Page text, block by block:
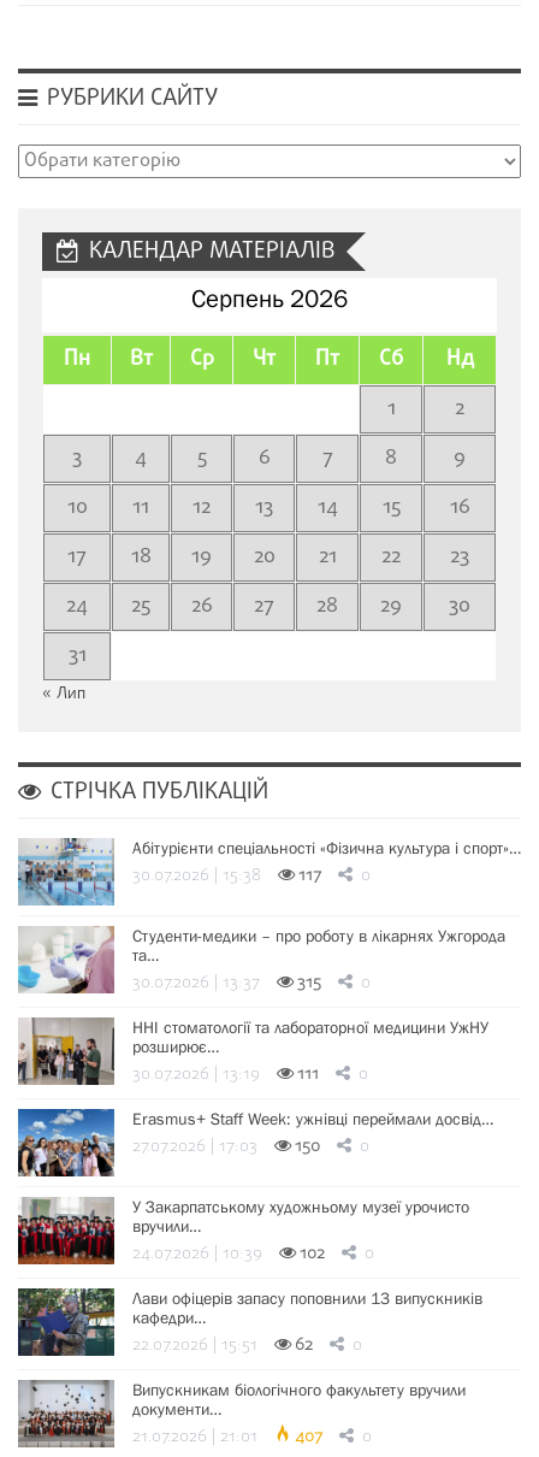
РУБРИКИ САЙТУ
Рубрики
КАЛЕНДАР МАТЕРІАЛІВ
Серпень 2026
Пн Вт Ср Чт Пт Сб Нд
1
2
3
4 5 6 7 8
9
10
11 12 13 14 15
16
17
18 19 20 21 22
23
24
25 26 27 28 29
30
31
« Лип
СТРІЧКА ПУБЛІКАЦІЙ
Абітурієнти спеціальності «Фізична культура і спорт»…
30.07.2026 | 15:38 117 0
Студенти-медики – про роботу в лікарнях Ужгорода
та…
30.07.2026 | 13:37 315 0
ННІ стоматології та лабораторної медицини УжНУ
розширює…
30.07.2026 | 13:19 111 0
Erasmus+ Staff Week: ужнівці переймали досвід…
27.07.2026 | 17:03 150 0
У Закарпатському художньому музеї урочисто
вручили…
24.07.2026 | 10:39 102 0
Лави офіцерів запасу поповнили 13 випускників
кафедри…
22.07.2026 | 15:51 62 0
Випускникам біологічного факультету вручили
документи…
21.07.2026 | 21:01 407 0